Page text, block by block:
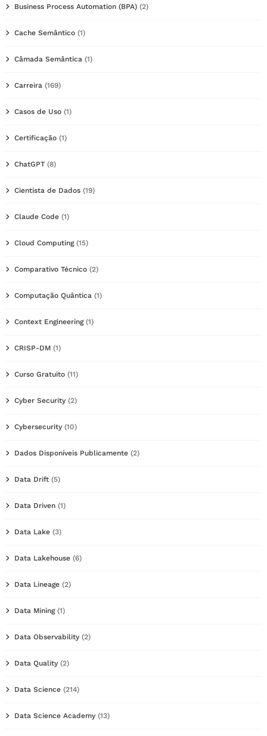
Business Process Automation (BPA) (2)
Cache Semântico (1)
Câmada Semântica (1)
Carreira (169)
Casos de Uso (1)
Certificação (1)
ChatGPT (8)
Cientista de Dados (19)
Claude Code (1)
Cloud Computing(15)
Comparativo Técnico (2)
Computação Quântica (1)
Context Engineering(1)
CRISP-DM (1)
Curso Gratuito (11)
Cyber Security (2)
Cybersecurity (10)
Dados Disponíveis Publicamente (2)
Data Drift (5)
Data Driven (1)
Data Lake (3)
Data Lakehouse (6)
Data Lineage (2)
Data Mining(1)
Data Observability (2)
Data Quality (2)
Data Science (214)
Data Science Academy (13)